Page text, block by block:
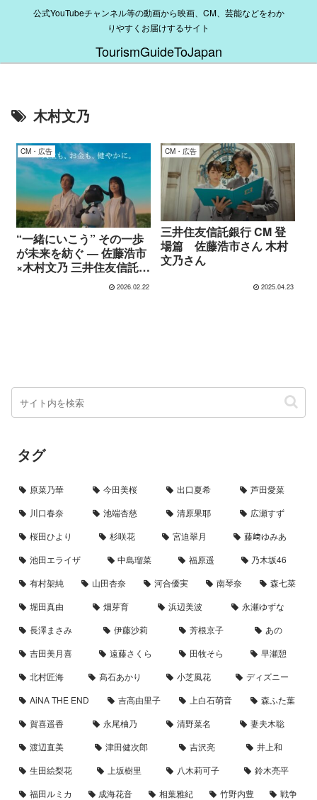
公式YouTubeチャンネル等の動画から映画、CM、芸能などをわか
りやすくお届けするサイト
TourismGuideToJapan
木村文乃
CM・広告
“一緒にいこう” その一歩
が未来を紡ぐ — 佐藤浩市
×木村文乃 三井住友信託銀
2026.02.22
CM・広告
三井住友信託銀行 CM 登
場篇 佐藤浩市さん 木村
文乃さん
2025.04.23
タグ
原菜乃華 今田美桜 出口夏希
芦田愛菜
川口春奈
池端杏慈 清原果耶
広瀬すず
桜田ひより
杉咲花 宮迫翠月
藤﨑ゆみあ
池田エライザ
中島瑠菜 福原遥
乃木坂46
有村架純
山田杏奈 河合優実 南琴奈
森七菜
堀田真由
畑芽育 浜辺美波
永瀬ゆずな
長澤まさみ
伊藤沙莉 芳根京子
あの
吉田美月喜
遠藤さくら 田牧そら
早瀬憩
北村匠海
髙石あかり 小芝風花
ディズニー
AiNA THE END
吉高由里子 上白石萌音
森ふた葉
賀喜遥香
永尾柚乃 清野菜名
妻夫木聡
渡辺直美
津田健次郎 吉沢亮
井上和
生田絵梨花
上坂樹里 八木莉可子
鈴木亮平
福田ルミカ
成海花音 相葉雅紀 竹野内豊
戦争